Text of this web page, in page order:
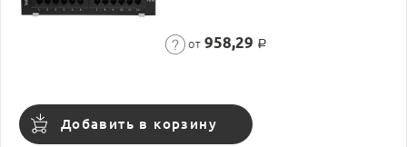
от 958,29 Р
Добавить в корзину